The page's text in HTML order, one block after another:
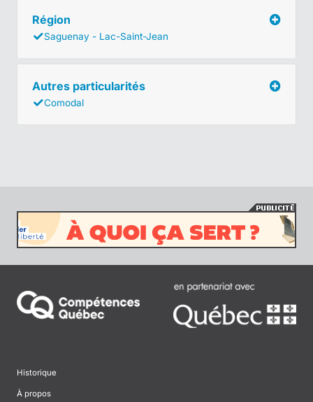
Région
Saguenay - Lac-Saint-Jean
Autres particularités
Comodal
Historique
À propos